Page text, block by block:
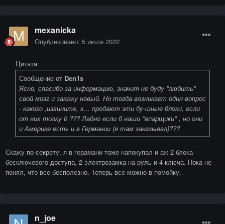
mexanicka
Опубликовано: 5 июля 2022
Цитата:
Сообщение от Den1s
Ясно, спасибо за информацию, значит не буду "любить"
свой мозг и закажу новый. Но тогда возникает один вопрос
- какого ,извините, х... продают эти бу-шные блоки, если
от них толку 0 ??? Ладно если б наши "впарщики" , но они
и Америке есть и в Германии (я там заказывал)???
Скажу по-секрету, я в герамани тоже напокупал и аж 2 блока
бесключевого доступа, 2 электрозамка на руль и 4 ключа. Пока не
понял, что все бесполезно. Теперь все можно в помойку.
n_joe